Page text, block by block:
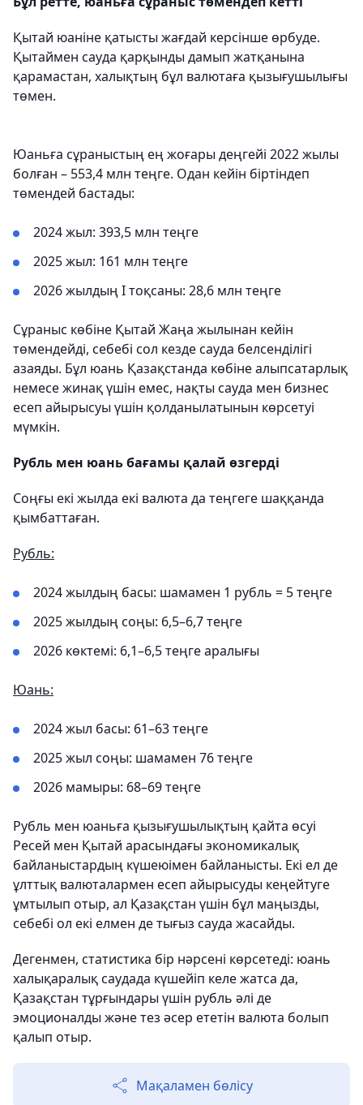
Қытай юаніне қатысты жағдай керсінше өрбуде.
Қытаймен сауда қарқынды дамып жатқанына
қарамастан, халықтың бұл валютаға қызығушылығы
төмен.
Юаньға сұраныстың ең жоғары деңгейі 2022 жылы
болған – 553,4 млн теңге. Одан кейін біртіндеп
төмендей бастады:
2024 жыл: 393,5 млн теңге
2025 жыл: 161 млн теңге
2026 жылдың I тоқсаны: 28,6 млн теңге
Сұраныс көбіне Қытай Жаңа жылынан кейін
төмендейді, себебі сол кезде сауда белсенділігі
азаяды. Бұл юань Қазақстанда көбіне алыпсатарлық
немесе жинақ үшін емес, нақты сауда мен бизнес
есеп айырысуы үшін қолданылатынын көрсетуі
мүмкін.
Рубль мен юань бағамы қалай өзгерді
Соңғы екі жылда екі валюта да теңгеге шаққанда
қымбаттаған.
Рубль:
2024 жылдың басы: шамамен 1 рубль = 5 теңге
2025 жылдың соңы: 6,5–6,7 теңге
2026 көктемі: 6,1–6,5 теңге аралығы
Юань:
2024 жыл басы: 61–63 теңге
2025 жыл соңы: шамамен 76 теңге
2026 мамыры: 68–69 теңге
Рубль мен юаньға қызығушылықтың қайта өсуі
Ресей мен Қытай арасындағы экономикалық
байланыстардың күшеюімен байланысты. Екі ел де
ұлттық валюталармен есеп айырысуды кеңейтуге
ұмтылып отыр, ал Қазақстан үшін бұл маңызды,
себебі ол екі елмен де тығыз сауда жасайды.
Дегенмен, статистика бір нәрсені көрсетеді: юань
халықаралық саудада күшейіп келе жатса да,
Қазақстан тұрғындары үшін рубль әлі де
эмоционалды және тез әсер ететін валюта болып
қалып отыр.
Мақаламен бөлісу